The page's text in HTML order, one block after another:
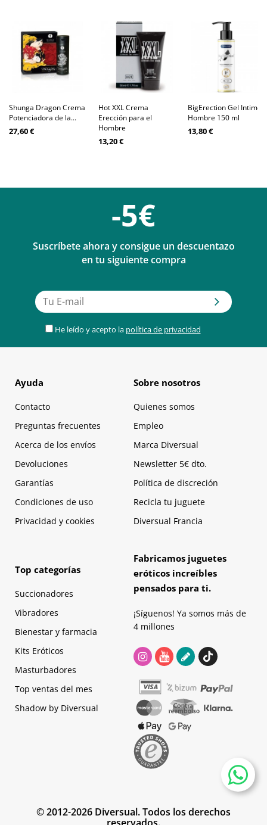
Shunga Dragon Crema
Potenciadora de la...
27,60 €
Hot XXL Crema
Erección para el
Hombre
13,20 €
BigErection Gel Intimo
Hombre 150 ml
13,80 €
-5€
Suscríbete ahora y consigue un descuentazo
en tu siguiente compra
He leído y acepto la política de privacidad
Ayuda
Contacto
Preguntas frecuentes
Acerca de los envíos
Devoluciones
Garantías
Condiciones de uso
Privacidad y cookies
Sobre nosotros
Quienes somos
Empleo
Marca Diversual
Newsletter 5€ dto.
Política de discreción
Recicla tu juguete
Diversual Francia
Top categorías
Succionadores
Vibradores
Bienestar y farmacia
Kits Eróticos
Masturbadores
Top ventas del mes
Shadow by Diversual
Fabricamos juguetes
eróticos increíbles
pensados para ti.
¡Síguenos! Ya somos más de
4 millones
© 2012-2026 Diversual. Todos los derechos